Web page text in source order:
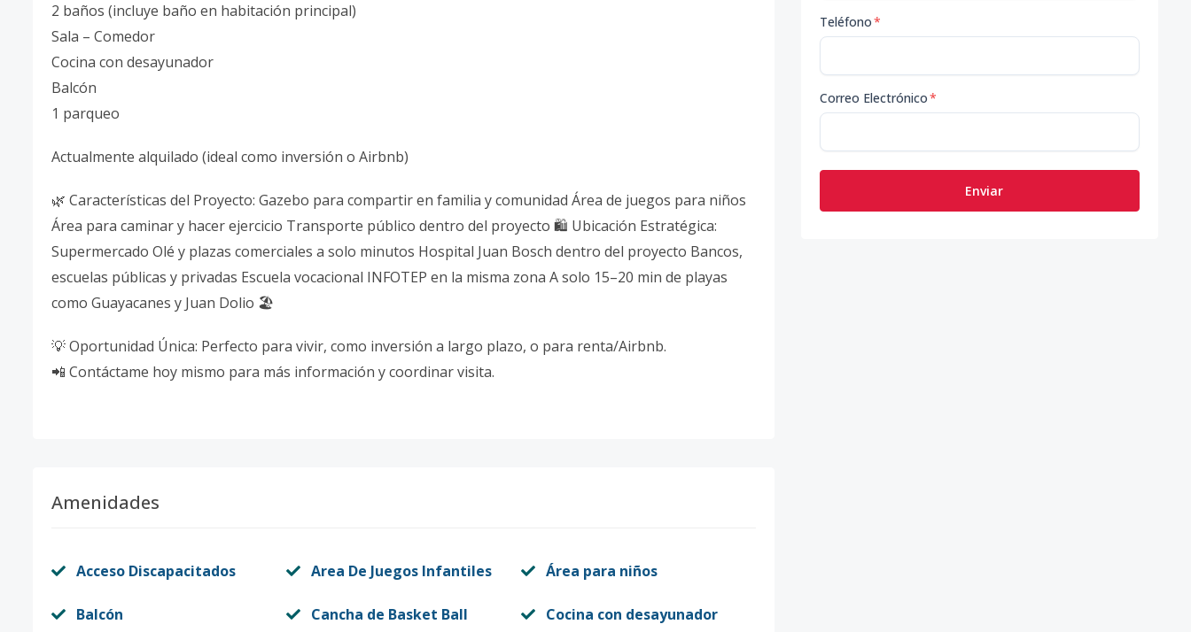
2 baños (incluye baño en habitación principal)
Sala – Comedor
Cocina con desayunador
Balcón
1 parqueo
Actualmente alquilado (ideal como inversión o Airbnb)
🌿 Características del Proyecto: Gazebo para compartir en familia y comunidad Área de juegos para niños
Área para caminar y hacer ejercicio Transporte público dentro del proyecto 🛍️ Ubicación Estratégica:
Supermercado Olé y plazas comerciales a solo minutos Hospital Juan Bosch dentro del proyecto Bancos,
escuelas públicas y privadas Escuela vocacional INFOTEP en la misma zona A solo 15–20 min de playas
como Guayacanes y Juan Dolio 🏖️
💡 Oportunidad Única: Perfecto para vivir, como inversión a largo plazo, o para renta/Airbnb.
📲 Contáctame hoy mismo para más información y coordinar visita.
Amenidades
Acceso Discapacitados Area De Juegos Infantiles Área para niños
Balcón Cancha de Basket Ball Cocina con desayunador
Teléfono*
Correo Electrónico*
Enviar